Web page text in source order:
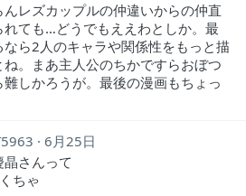
レズカップルの仲違いからの仲直
れても…どうでもええわとしか。最
ら2人のキャラや関係性をもっと描
。まあ主人公のちかですらおぼつ
しかろうが。最後の漫画もちょっ
6月25日
さんって
ちゃ